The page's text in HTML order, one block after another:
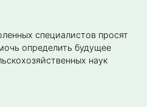
специалистов просят
определить будущее
наук